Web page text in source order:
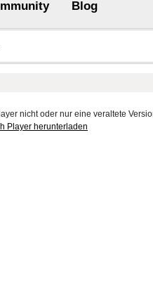
Blog
nicht oder nur eine veraltete
Player herunterladen